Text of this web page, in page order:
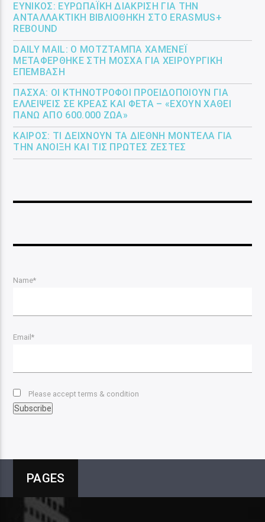
ΕΎΝΙΚΟΣ: ΕΥΡΩΠΑΪΚΉ ΔΙΆΚΡΙΣΗ ΓΙΑ ΤΗΝ
ΑΝΤΑΛΛΑΚΤΙΚΉ ΒΙΒΛΙΟΘΉΚΗ ΣΤΟ ERASMUS+
REBOUND
DAILY MAIL: Ο ΜΟΤΖΤΆΜΠΑ ΧΑΜΕΝΕΪ́
ΜΕΤΑΦΈΡΘΗΚΕ ΣΤΗ ΜΌΣΧΑ ΓΙΑ ΧΕΙΡΟΥΡΓΙΚΉ
ΕΠΈΜΒΑΣΗ
ΠΆΣΧΑ: ΟΙ ΚΤΗΝΟΤΡΌΦΟΙ ΠΡΟΕΙΔΟΠΟΙΟΎΝ ΓΙΑ
ΕΛΛΕΊΨΕΙΣ ΣΕ ΚΡΈΑΣ ΚΑΙ ΦΈΤΑ – «ΈΧΟΥΝ ΧΑΘΕΊ
ΠΆΝΩ ΑΠΌ 600.000 ΖΏΑ»
ΚΑΙΡΌΣ: ΤΙ ΔΕΊΧΝΟΥΝ ΤΑ ΔΙΕΘΝΉ ΜΟΝΤΈΛΑ ΓΙΑ
ΤΗΝ ΆΝΟΙΞΗ ΚΑΙ ΤΙΣ ΠΡΏΤΕΣ ΖΈΣΤΕΣ
Name*
Email*
Please accept terms & condition
PAGES